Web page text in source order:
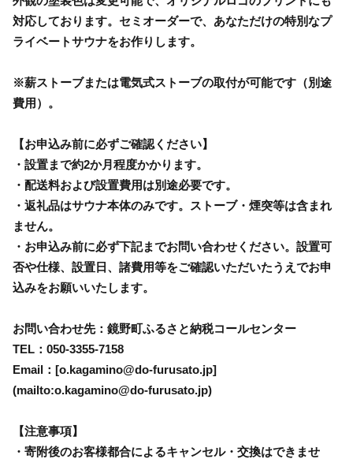
対応しております。セミオーダーで、あなただけの特別なプ
ライベートサウナをお作りします。
※薪ストーブまたは電気式ストーブの取付が可能です（別途
費用）。
【お申込み前に必ずご確認ください】
・設置まで約2か月程度かかります。
・配送料および設置費用は別途必要です。
・返礼品はサウナ本体のみです。ストーブ・煙突等は含まれ
ません。
・お申込み前に必ず下記までお問い合わせください。設置可
否や仕様、設置日、諸費用等をご確認いただいたうえでお申
込みをお願いいたします。
お問い合わせ先：鏡野町ふるさと納税コールセンター
TEL：050-3355-7158
Email：[o.kagamino@do-furusato.jp]
(mailto:o.kagamino@do-furusato.jp)
【注意事項】
・寄附後のお客様都合によるキャンセル・交換はできませ